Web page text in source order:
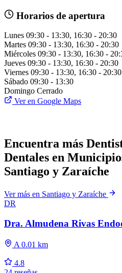
Horarios de apertura
Lunes 09:30 - 13:30, 16:30 - 20:30
Martes 09:30 - 13:30, 16:30 - 20:30
Miércoles 09:30 - 13:30, 16:30 -
Jueves 09:30 - 13:30, 16:30 - 20:30
Viernes 09:30 - 13:30, 16:30 - 20:30
Sábado 09:30 - 13:30
Domingo Cerrado
Ver en Google Maps
Encuentra más
Dentales en
Santiago y Zaraíche
Ver más en Santiago y Zaraíche
DR
Dra. Almudena Rivas
A 0.01 km
4.8